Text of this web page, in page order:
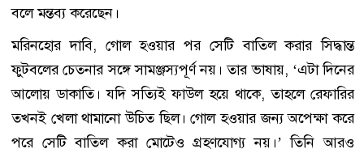
বলে মন্তব্য করেছেন।
মরিনহোর দাবি, গোল হওয়ার পর সেটি বাতিল করার সিদ্ধান্ত
ফুটবলের চেতনার সঙ্গে সামঞ্জস্যপূর্ণ নয়। তার ভাষায়, ‘এটা দিনের
আলোয় ডাকাতি। যদি সত্যিই ফাউল হয়ে থাকে, তাহলে রেফারির
তখনই খেলা থামানো উচিত ছিল। গোল হওয়ার জন্য অপেক্ষা করে
পরে সেটি বাতিল করা মোটেও গ্রহণযোগ্য নয়।’ তিনি আরও